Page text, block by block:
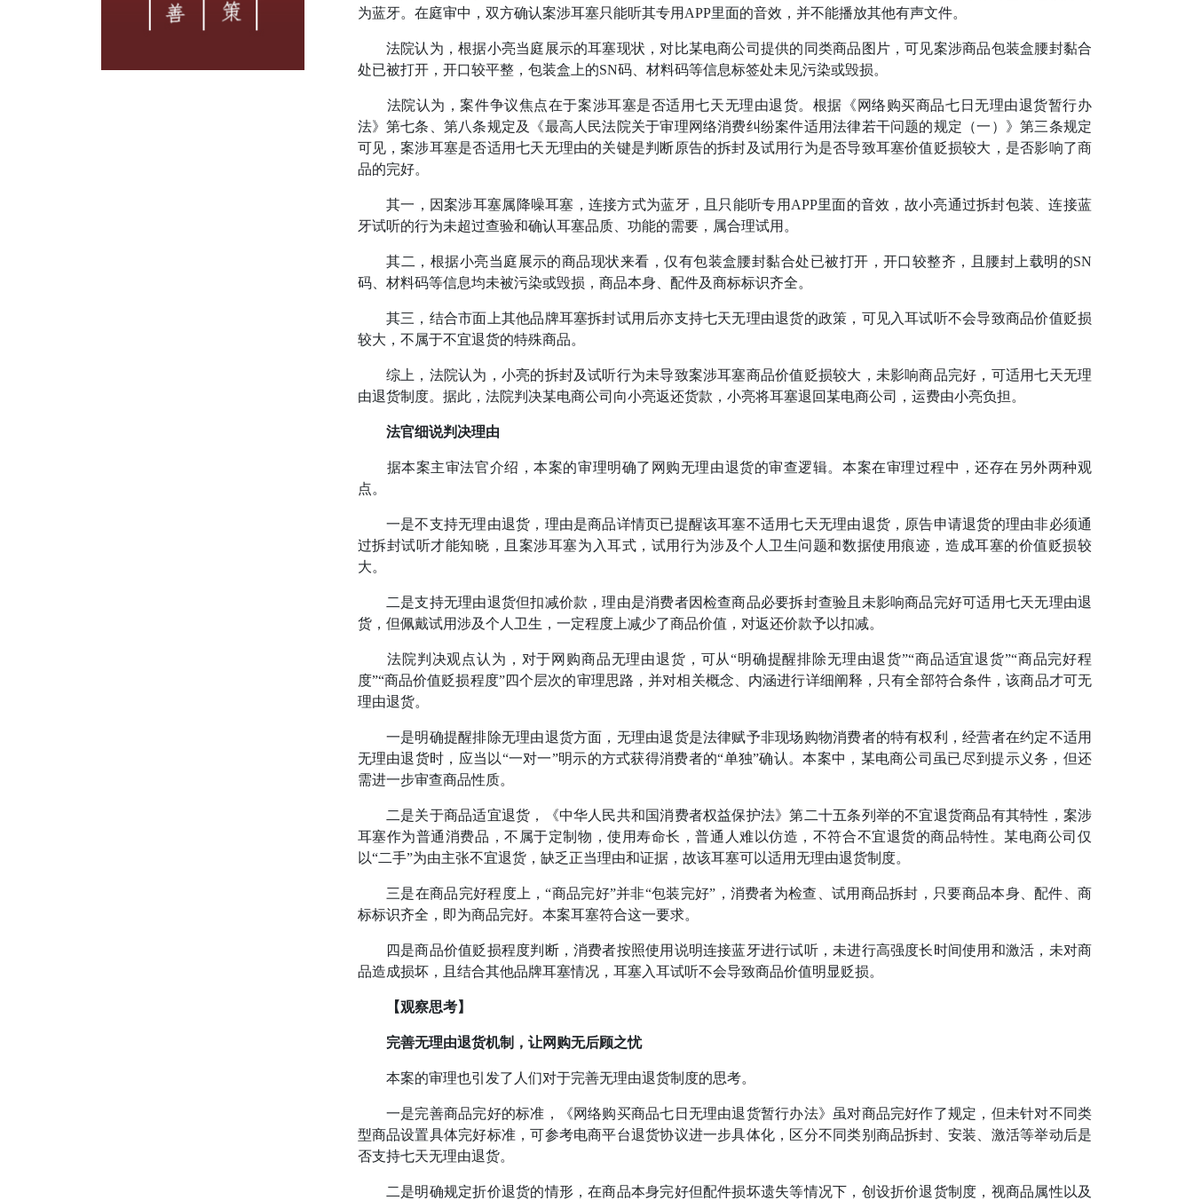
为蓝牙。在庭审中，双方确认案涉耳塞只能听其专用APP里面的音效，并不能播放其他有声文件。
法院认为，根据小亮当庭展示的耳塞现状，对比某电商公司提供的同类商品图片，可见案涉商品包装盒腰封黏合
处已被打开，开口较平整，包装盒上的SN码、材料码等信息标签处未见污染或毁损。
法院认为，案件争议焦点在于案涉耳塞是否适用七天无理由退货。根据《网络购买商品七日无理由退货暂行办
法》第七条、第八条规定及《最高人民法院关于审理网络消费纠纷案件适用法律若干问题的规定（一）》第三条规定
可见，案涉耳塞是否适用七天无理由的关键是判断原告的拆封及试用行为是否导致耳塞价值贬损较大，是否影响了商
品的完好。
其一，因案涉耳塞属降噪耳塞，连接方式为蓝牙，且只能听专用APP里面的音效，故小亮通过拆封包装、连接蓝
牙试听的行为未超过查验和确认耳塞品质、功能的需要，属合理试用。
其二，根据小亮当庭展示的商品现状来看，仅有包装盒腰封黏合处已被打开，开口较整齐，且腰封上载明的SN
码、材料码等信息均未被污染或毁损，商品本身、配件及商标标识齐全。
其三，结合市面上其他品牌耳塞拆封试用后亦支持七天无理由退货的政策，可见入耳试听不会导致商品价值贬损
较大，不属于不宜退货的特殊商品。
综上，法院认为，小亮的拆封及试听行为未导致案涉耳塞商品价值贬损较大，未影响商品完好，可适用七天无理
由退货制度。据此，法院判决某电商公司向小亮返还货款，小亮将耳塞退回某电商公司，运费由小亮负担。
法官细说判决理由
据本案主审法官介绍，本案的审理明确了网购无理由退货的审查逻辑。本案在审理过程中，还存在另外两种观
点。
一是不支持无理由退货，理由是商品详情页已提醒该耳塞不适用七天无理由退货，原告申请退货的理由非必须通
过拆封试听才能知晓，且案涉耳塞为入耳式，试用行为涉及个人卫生问题和数据使用痕迹，造成耳塞的价值贬损较
大。
二是支持无理由退货但扣减价款，理由是消费者因检查商品必要拆封查验且未影响商品完好可适用七天无理由退
货，但佩戴试用涉及个人卫生，一定程度上减少了商品价值，对返还价款予以扣减。
法院判决观点认为，对于网购商品无理由退货，可从“明确提醒排除无理由退货”“商品适宜退货”“商品完好程
度”“商品价值贬损程度”四个层次的审理思路，并对相关概念、内涵进行详细阐释，只有全部符合条件，该商品才可无
理由退货。
一是明确提醒排除无理由退货方面，无理由退货是法律赋予非现场购物消费者的特有权利，经营者在约定不适用
无理由退货时，应当以“一对一”明示的方式获得消费者的“单独”确认。本案中，某电商公司虽已尽到提示义务，但还
需进一步审查商品性质。
二是关于商品适宜退货，《中华人民共和国消费者权益保护法》第二十五条列举的不宜退货商品有其特性，案涉
耳塞作为普通消费品，不属于定制物，使用寿命长，普通人难以仿造，不符合不宜退货的商品特性。某电商公司仅
以“二手”为由主张不宜退货，缺乏正当理由和证据，故该耳塞可以适用无理由退货制度。
三是在商品完好程度上，“商品完好”并非“包装完好”，消费者为检查、试用商品拆封，只要商品本身、配件、商
标标识齐全，即为商品完好。本案耳塞符合这一要求。
四是商品价值贬损程度判断，消费者按照使用说明连接蓝牙进行试听，未进行高强度长时间使用和激活，未对商
品造成损坏，且结合其他品牌耳塞情况，耳塞入耳试听不会导致商品价值明显贬损。
【观察思考】
完善无理由退货机制，让网购无后顾之忧
本案的审理也引发了人们对于完善无理由退货制度的思考。
一是完善商品完好的标准，《网络购买商品七日无理由退货暂行办法》虽对商品完好作了规定，但未针对不同类
型商品设置具体完好标准，可参考电商平台退货协议进一步具体化，区分不同类别商品拆封、安装、激活等举动后是
否支持七天无理由退货。
二是明确规定折价退货的情形，在商品本身完好但配件损坏遗失等情况下，创设折价退货制度，视商品属性以及